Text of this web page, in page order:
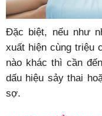
Đặc biệt, nếu như
xuất hiện cùng triệu
nào khác thì cần
dấu hiệu sảy thai
sợ.